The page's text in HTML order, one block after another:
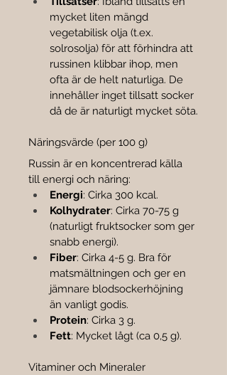
mycket liten mängd
vegetabilisk olja (t.ex.
solrosolja) för att förhindra att
russinen klibbar ihop, men
ofta är de helt naturliga. De
innehåller inget tillsatt socker
då de är naturligt mycket söta.
Näringsvärde (per 100 g)
Russin är en koncentrerad källa
till energi och näring:
Energi: Cirka 300 kcal.
Kolhydrater: Cirka 70-75 g
(naturligt fruktsocker som ger
snabb energi).
Fiber: Cirka 4-5 g. Bra för
matsmältningen och ger en
jämnare blodsockerhöjning
än vanligt godis.
Protein: Cirka 3 g.
Fett: Mycket lågt (ca 0,5 g).
Vitaminer och Mineraler